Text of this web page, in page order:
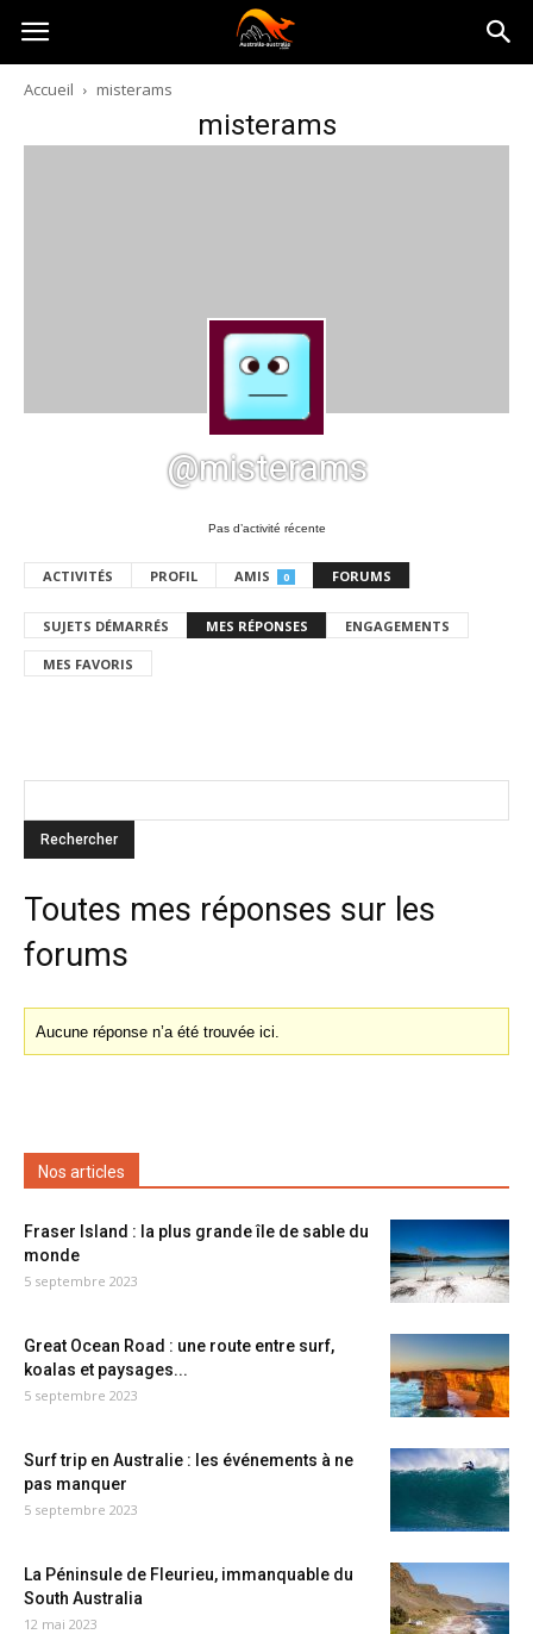
Australia-
australie.com
Accueil misterams
misterams
@misterams
Pas d’activité récente
ACTIVITÉS PROFIL AMIS 0 FORUMS
SUJETS DÉMARRÉS MES RÉPONSES ENGAGEMENTS
MES FAVORIS
Toutes mes réponses sur les
forums
Aucune réponse n’a été trouvée ici.
Nos articles
Fraser Island : la plus grande île de sable du
monde
5 septembre 2023
Great Ocean Road : une route entre surf,
koalas et paysages...
5 septembre 2023
Surf trip en Australie : les événements à ne
pas manquer
5 septembre 2023
La Péninsule de Fleurieu, immanquable du
South Australia
12 mai 2023